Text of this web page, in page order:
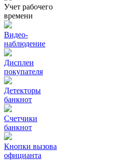
Учет рабочего
времени
Видео‑
наблюдение
Дисплеи
покупателя
Детекторы
банкнот
Счетчики
банкнот
Кнопки вызова
официанта